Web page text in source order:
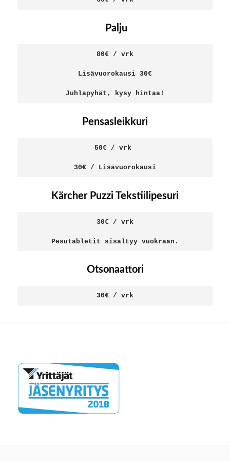
Palju
80€ / vrk
Lisävuorokausi 30€
Juhlapyhät, kysy hintaa!
Pensasleikkuri
50€ / vrk
30€ / Lisävuorokausi
Kärcher Puzzi Tekstiilipesuri
30€ / vrk
Otsonaattori
30€ / vrk